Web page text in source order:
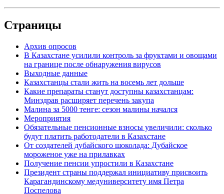
Страницы
Архив опросов
В Казахстане усилили контроль за фруктами и овощами
на границе после обнаружения вирусов
Выходные данные
Казахстанцы стали жить на восемь лет дольше
Какие препараты станут доступны казахстанцам:
Минздрав расширяет перечень закупа
Малина за 5000 тенге: сезон малины начался
Мероприятия
Обязательные пенсионные взносы увеличили: сколько
будут платить работодатели в Казахстане
От создателей дубайского шоколада: Дубайское
мороженое уже на прилавках
Получение пенсии упростили в Казахстане
Президент страны поддержал инициативу присвоить
Карагандинскому медуниверситету имя Петра
Поспелова